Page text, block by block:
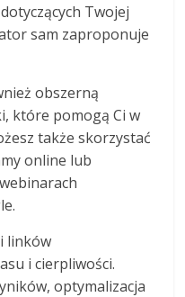
Twojej
sam zaproponuje
obszerną
które pomogą Ci w
także skorzystać
online lub
linków
i cierpliwości.
optymalizacja